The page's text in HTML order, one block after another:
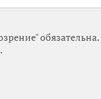
обязательна.